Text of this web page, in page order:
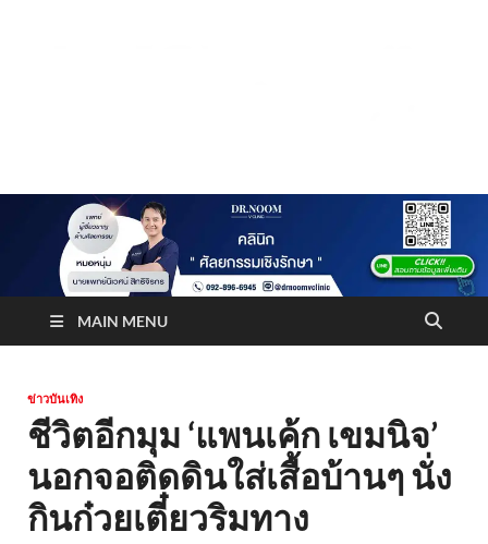
Truststoreonline
MAIN MENU
ข่าวบันเทิง
ชีวิตอีกมุม ‘แพนเค้ก เขมนิจ’
นอกจอติดดินใส่เสื้อบ้านๆ นั่ง
กินก๋วยเตี๋ยวริมทาง ‎